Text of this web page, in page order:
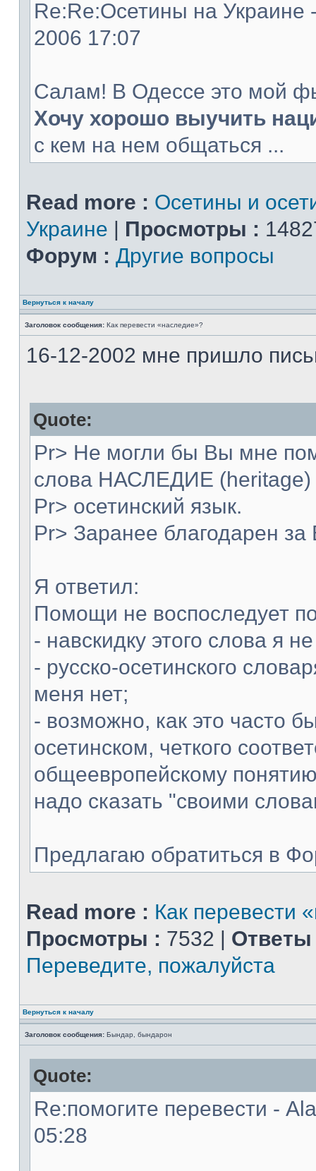
Re:Re:Осетины на Украине
2006 17:07
Салам! В Одессе это мой
Хочу хорошо выучить
с кем на нем общаться ...
Read more : Осетины и
Украине | Просмотры :
Форум : Другие вопросы
Вернуться к началу
Заголовок сообщения: Как перевести «наследие»?
16-12-2002 мне пришло
Quote:
Pr> Не могли бы Вы мне
слова НАСЛЕДИЕ (heritage)
Pr> осетинский язык.
Pr> Заранее благодарен
Я ответил:
Помощи не воспоследует
- навскидку этого слова я
- русско-осетинского
меня нет;
- возможно, как это часто
осетинском, четкого
общеевропейскому
надо сказать "своими
Предлагаю обратиться в
Read more : Как перевести
Просмотры : 7532 | Ответы
Переведите, пожалуйста
Вернуться к началу
Заголовок сообщения: Бындар, бындарон
Quote:
Re:помогите перевести -
05:28